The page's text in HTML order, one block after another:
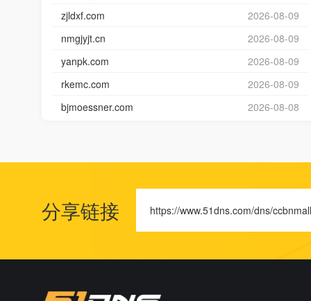
zjldxf.com
2026-08-09
nmgjyjt.cn
2026-08-09
yanpk.com
2026-08-09
rkemc.com
2026-08-09
bjmoessner.com
2026-08-08
分享链接 https://www.51dns.com/dns/